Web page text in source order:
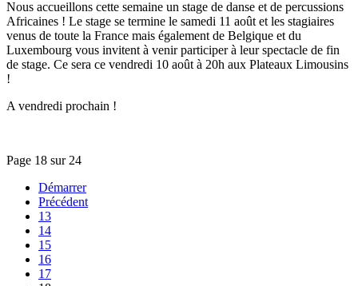
Nous accueillons cette semaine un stage de danse et de percussions
Africaines ! Le stage se termine le samedi 11 août et les stagiaires
venus de toute la France mais également de Belgique et du
Luxembourg vous invitent à venir participer à leur spectacle de fin
de stage. Ce sera ce vendredi 10 août à 20h aux Plateaux Limousins
!
A vendredi prochain !
Page 18 sur 24
Démarrer
Précédent
13
14
15
16
17